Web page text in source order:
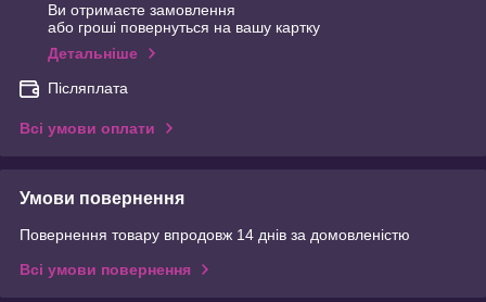
Ви отримаєте замовлення
або гроші повернуться на вашу картку
Детальніше
Післяплата
Всі умови оплати
Умови повернення
Повернення товару впродовж 14 днів за домовленістю
Всі умови повернення